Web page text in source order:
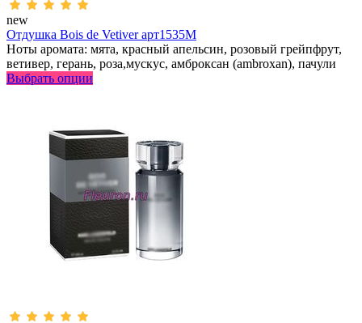
new
Отдушка Bois de Vetiver арт1535M
Ноты аромата: мята, красный апельсин, розовый грейпфрут,
ветивер, герань, роза,мускус, амброксан (ambroxan), пачули
Выбрать опции